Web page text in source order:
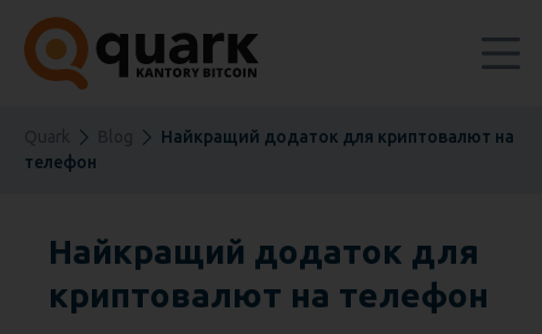
Найкращий додаток для криптовалют на
телефон
Найкращий додаток для
криптовалют на телефон